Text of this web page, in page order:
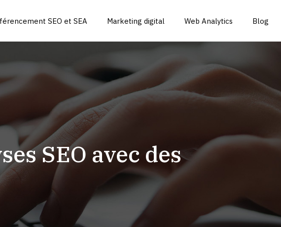
SEO et SEA Marketing digital Web Analytics Blog
SEO avec des